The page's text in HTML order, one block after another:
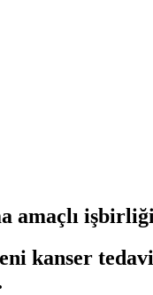
amaçlı
kanser